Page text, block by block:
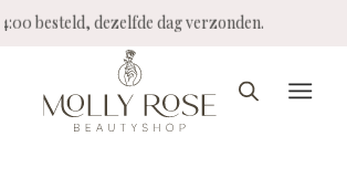
besteld, dezelfde dag verzonden.